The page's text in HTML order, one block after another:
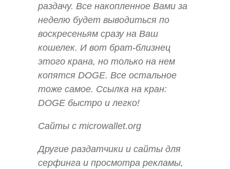
раздачу. Все накопленное Вами за
неделю будет выводиться по
воскресеньям сразу на Ваш
кошелек. И вот брат-близнец
этого крана, но только на нем
копятся DOGE. Все остальное
тоже самое. Ссылка на кран:
DOGE быстро и легко!
Сайты с microwallet.org
Другие раздатчики и сайты для
серфинга и просмотра рекламы,